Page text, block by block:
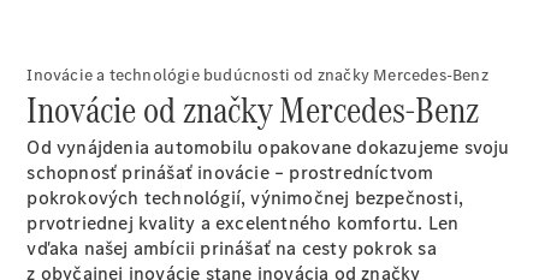
CLA
Trieda C
sedan
Trieda
C
sedan
Elektromobil
EQE Elektromobil
EQS Elektromobil
Trieda E
Inovácie a technológie budúcnosti od značky Mercedes-Benz
Inovácie od značky Mercedes-Benz
Od vynájdenia automobilu opakovane dokazujeme svoju
schopnosť prinášať inovácie – prostredníctvom
pokrokových technológií, výnimočnej bezpečnosti,
prvotriednej kvality a excelentného komfortu. Len
vďaka našej ambícii prinášať na cesty pokrok sa
z obyčajnej inovácie stane inovácia od značky